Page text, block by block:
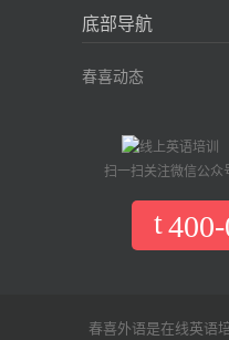
底部导航
春喜动态
扫一扫关注微信公众
春喜外语是在线英语